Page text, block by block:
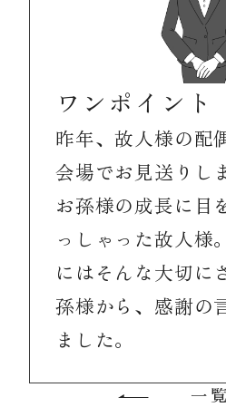
ワンポイント
昨年、故人様の配
会場でお見送りし
お孫様の成長に目
っしゃった故人様
にはそんな大切に
孫様から、感謝の
ました。
一